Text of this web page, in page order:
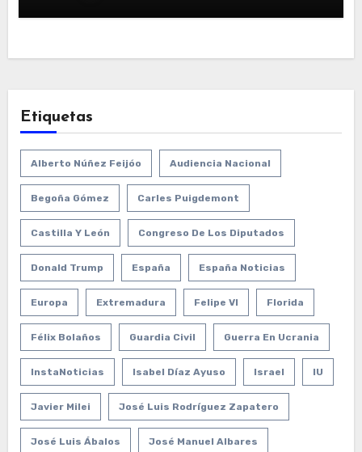
Etiquetas
Alberto Núñez Feijóo Audiencia Nacional
Begoña Gómez Carles Puigdemont
Castilla Y León Congreso De Los Diputados
Donald Trump España España Noticias
Europa Extremadura Felipe VI Florida
Félix Bolaños Guardia Civil Guerra En Ucrania
InstaNoticias Isabel Díaz Ayuso Israel IU
Javier Milei José Luis Rodríguez Zapatero
José Luis Ábalos José Manuel Albares